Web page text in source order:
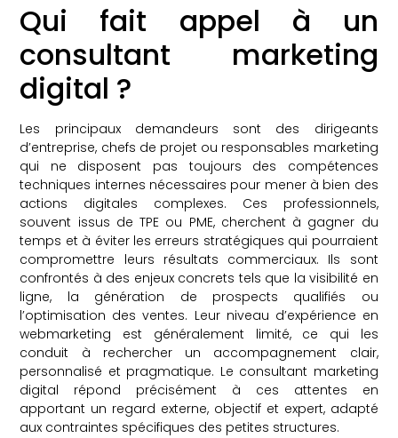
Qui fait appel à un
consultant marketing
digital ?
Les principaux demandeurs sont des dirigeants
d’entreprise, chefs de projet ou responsables marketing
qui ne disposent pas toujours des compétences
techniques internes nécessaires pour mener à bien des
actions digitales complexes. Ces professionnels,
souvent issus de TPE ou PME, cherchent à gagner du
temps et à éviter les erreurs stratégiques qui pourraient
compromettre leurs résultats commerciaux. Ils sont
confrontés à des enjeux concrets tels que la visibilité en
ligne, la génération de prospects qualifiés ou
l’optimisation des ventes. Leur niveau d’expérience en
webmarketing est généralement limité, ce qui les
conduit à rechercher un accompagnement clair,
personnalisé et pragmatique. Le consultant marketing
digital répond précisément à ces attentes en
apportant un regard externe, objectif et expert, adapté
aux contraintes spécifiques des petites structures.